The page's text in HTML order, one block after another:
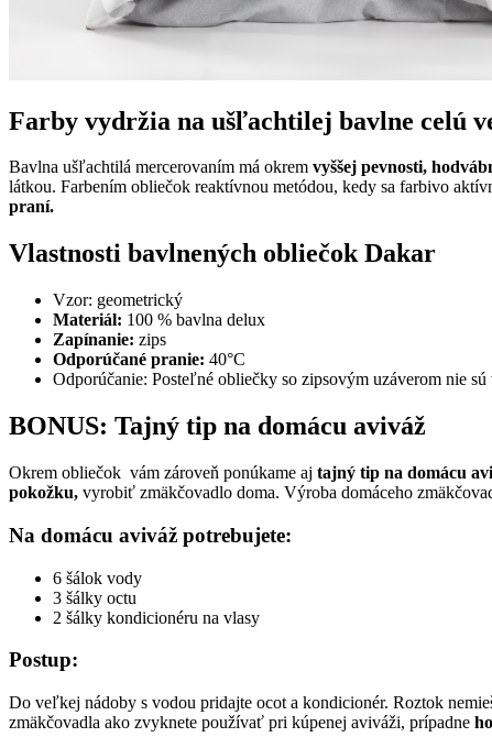
Farby vydržia na ušľachtilej bavlne celú
Bavlna ušľachtilá mercerovaním má okrem vyššej pevnosti,
látkou. Farbením obliečok reaktívnou metódou, kedy sa farbivo
praní.
Vlastnosti bavlnených obliečok Dakar
Vzor: geometrický
Materiál: 100 % bavlna delux
Zapínanie: zips
Odporúčané pranie: 40°C
Odporúčanie: Posteľné obliečky so zipsovým uzáverom nie
BONUS: Tajný tip na domácu aviváž
Okrem obliečok vám zároveň ponúkame aj tajný tip na domácu
pokožku, vyrobiť zmäkčovadlo doma. Výroba domáceho
Na domácu aviváž potrebujete:
6 šálok vody
3 šálky octu
2 šálky kondicionéru na vlasy
Postup:
Do veľkej nádoby s vodou pridajte ocot a kondicionér. Roztok
zmäkčovadla ako zvyknete používať pri kúpenej aviváži, prípadne